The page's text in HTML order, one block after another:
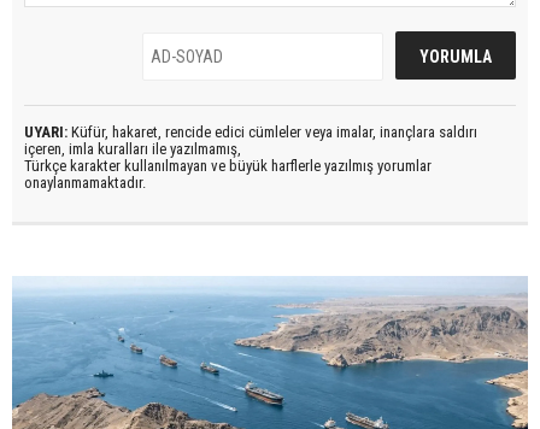
UYARI: Küfür, hakaret, rencide edici cümleler veya imalar, inançlara saldırı
içeren, imla kuralları ile yazılmamış,
Türkçe karakter kullanılmayan ve büyük harflerle yazılmış yorumlar
onaylanmamaktadır.